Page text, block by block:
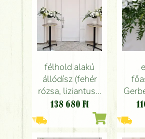
félhold alakú
állódísz (fehér
rózsa, liziantusz,
orchidea) 2 db
esküvő Gerbeaud
138 680 Ft